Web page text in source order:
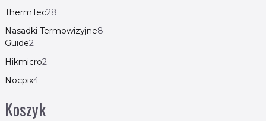
ThermTec28
Nasadki Termowizyjne8
Guide2
Hikmicro2
Nocpix4
Koszyk